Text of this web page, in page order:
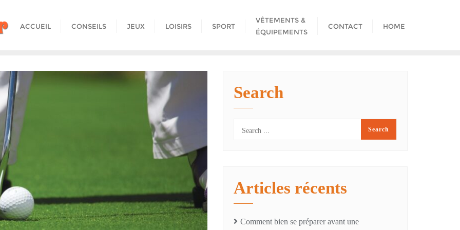
ACCUEIL CONSEILS JEUX LOISIRS SPORT
VÊTEMENTS &
ÉQUIPEMENTS
CONTACT HOME
Search
Articles récents
Comment bien se préparer avant une